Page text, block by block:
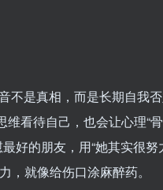
不是真相，而是长期自我
看待自己，也会让心理“
好的朋友，用“她其实很努
，就像给伤口涂麻醉药。